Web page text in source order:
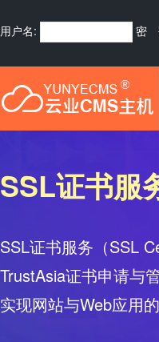
用户名: 密
SSL证书服
SSL证书服务（SSL
TrustAsia证书申请与
实现网站与Web应用